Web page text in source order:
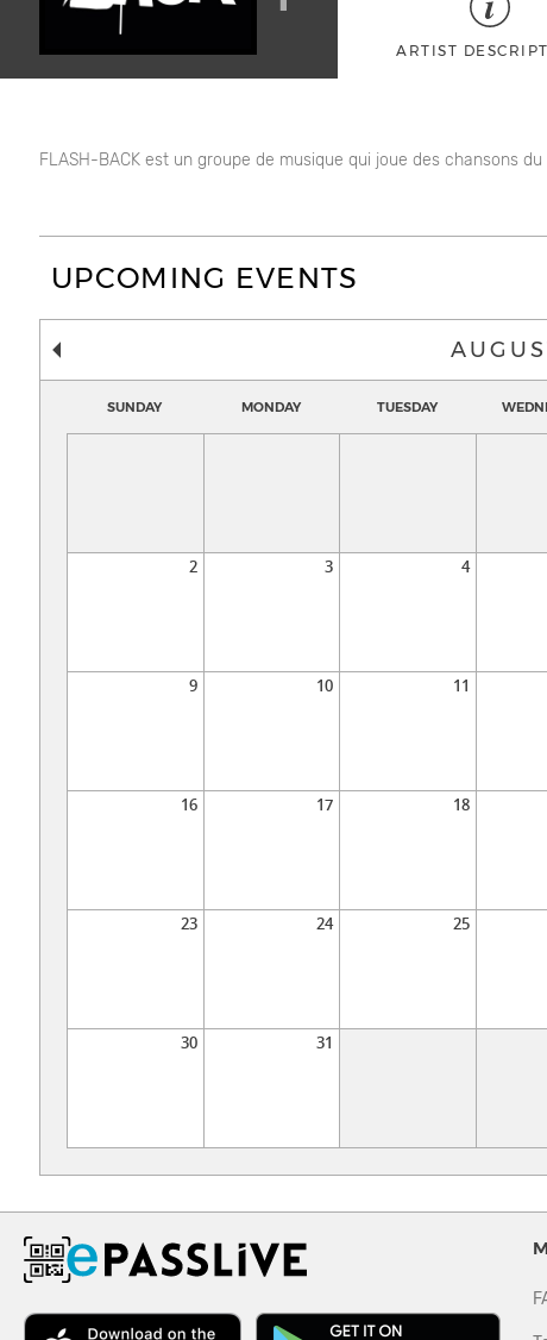
ARTIST
FLASH-BACK est un groupe de musique qui joue des chansons
UPCOMING EVENTS
SUNDAY MONDAY TUESDAY
2 3 4
9 10 11
16 17 18
23 24 25
30 31